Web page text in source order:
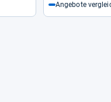
Angebote